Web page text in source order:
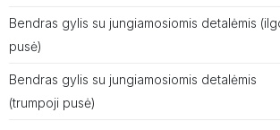
Bendras gylis su jungiamosiomis detalėmis
pusė)
Bendras gylis su jungiamosiomis detalėmis
(trumpoji pusė)